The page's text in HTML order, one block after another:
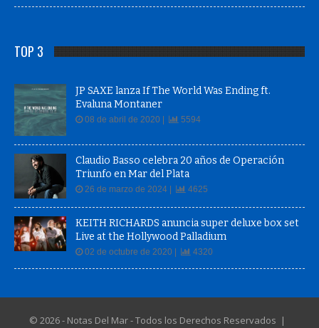
TOP 3
JP SAXE lanza If The World Was Ending ft.
Evaluna Montaner
08 de abril de 2020 | 5594
Claudio Basso celebra 20 años de Operación
Triunfo en Mar del Plata
26 de marzo de 2024 | 4625
KEITH RICHARDS anuncia super deluxe box set
Live at the Hollywood Palladium
02 de octubre de 2020 | 4320
© 2026 - Notas Del Mar - Todos los Derechos Reservados |